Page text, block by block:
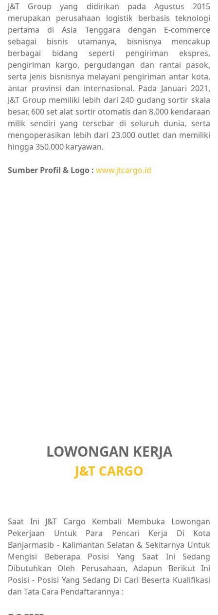
J&T Group yang didirikan pada Agustus 2015
merupakan perusahaan logistik berbasis teknologi
pertama di Asia Tenggara dengan E-commerce
sebagai bisnis utamanya, bisnisnya mencakup
berbagai bidang seperti pengiriman ekspres,
pengiriman kargo, pergudangan dan rantai pasok,
serta jenis bisnisnya melayani pengiriman antar kota,
antar provinsi dan internasional. Pada Januari 2021,
J&T Group memiliki lebih dari 240 gudang sortir skala
besar, 600 set alat sortir otomatis dan 8.000 kendaraan
milik sendiri yang tersebar di seluruh dunia, serta
mengoperasikan lebih dari 23.000 outlet dan memiliki
hingga 350.000 karyawan.
Sumber Profil & Logo : www.jtcargo.id
LOWONGAN KERJA
J&T CARGO
Saat Ini J&T Cargo Kembali Membuka Lowongan
Pekerjaan Untuk Para Pencari Kerja Di Kota
Banjarmasib - Kalimantan Selatan & Sekitarnya Untuk
Mengisi Beberapa Posisi Yang Saat Ini Sedang
Dibutuhkan Oleh Perusahaan, Adapun Berikut Ini
Posisi - Posisi Yang Sedang Di Cari Beserta Kualifikasi
dan Tata Cara Pendaftarannya :